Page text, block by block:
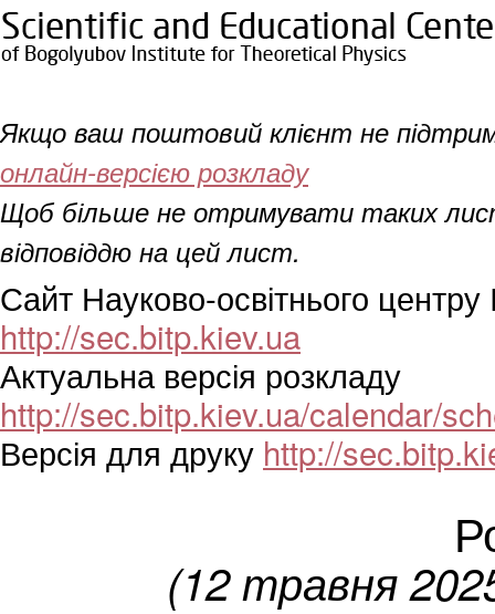
Якщо ваш поштовий клієнт не
онлайн-версією розкладу
Щоб більше не отримувати таких
відповіддю на цей лист.
Сайт Науково-освітнього центру
http://sec.bitp.kiev.ua
Актуальна версія розкладу
http://sec.bitp.kiev.ua/calendar/
Версія для друку http://
(12 травня